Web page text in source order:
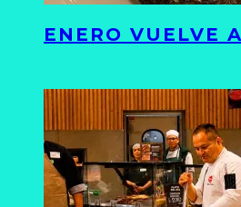
ENERO VUELVE